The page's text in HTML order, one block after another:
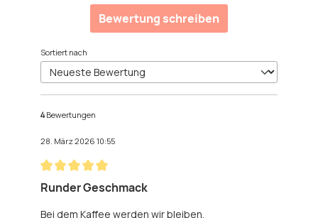
Bewertung schreiben
Sortiert nach
4Bewertungen
28. März 2026 10:55
Bewertung mit 5 von 5 Sternen
Runder Geschmack
Bei dem Kaffee werden wir bleiben,